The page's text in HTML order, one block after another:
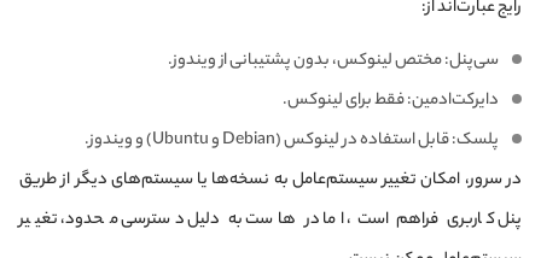
رایج عبارت‌اند از:
سی‌پنل: مختص لینوکس، بدون پشتیبانی از ویندوز.
دایرکت‌ادمین: فقط برای لینوکس.
پلسک: قابل استفاده در لینوکس (Debian و Ubuntu) و ویندوز.
در سرور، امکان تغییر سیستم‌عامل به نسخه‌ها یا سیستم‌های دیگر از طریق
پنل کاربری فراهم است، اما در هاست به دلیل دسترسی محدود، تغییر